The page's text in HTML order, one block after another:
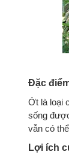
Đặc
Ớt là loại
sống
vẫn có
Lợi ích